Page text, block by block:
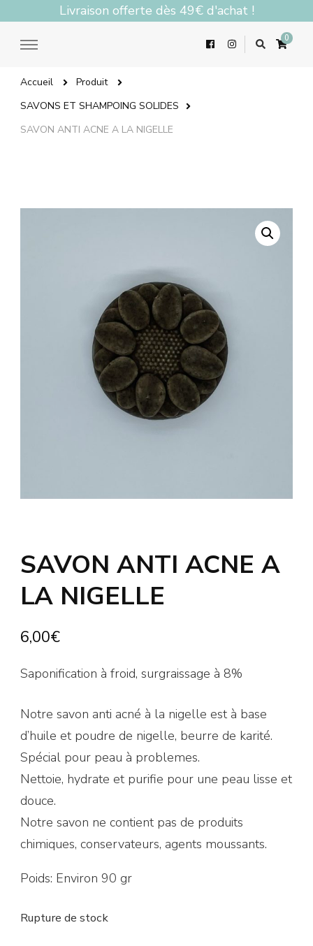
Livraison offerte dès 49€ d'achat !
0
Accueil
Produit
SAVONS ET SHAMPOING SOLIDES
SAVON ANTI ACNE A LA NIGELLE
SAVON ANTI ACNE A
LA NIGELLE
6,00€
Saponification à froid, surgraissage à 8%
Notre savon anti acné à la nigelle est à base
d’huile et poudre de nigelle, beurre de karité.
Spécial pour peau à problemes.
Nettoie, hydrate et purifie pour une peau lisse et
douce.
Notre savon ne contient pas de produits
chimiques, conservateurs, agents moussants.
Poids: Environ 90 gr
Rupture de stock